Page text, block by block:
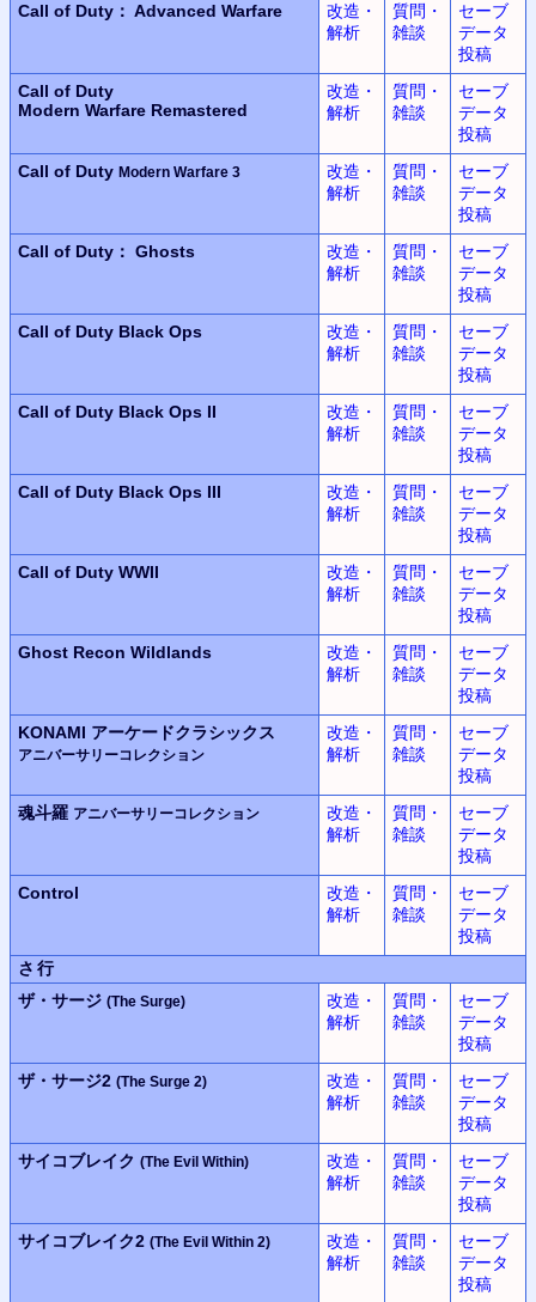
Call of Duty： Advanced Warfare
改造・
解析
質問・
雑談
セーブ
データ
投稿
Call of Duty
Modern Warfare Remastered
改造・
解析
質問・
雑談
セーブ
データ
投稿
Call of Duty Modern Warfare 3
改造・
解析
質問・
雑談
セーブ
データ
投稿
Call of Duty： Ghosts
改造・
解析
質問・
雑談
セーブ
データ
投稿
Call of Duty Black Ops
改造・
解析
質問・
雑談
セーブ
データ
投稿
Call of Duty Black Ops II
改造・
解析
質問・
雑談
セーブ
データ
投稿
Call of Duty Black Ops III
改造・
解析
質問・
雑談
セーブ
データ
投稿
Call of Duty WWII
改造・
解析
質問・
雑談
セーブ
データ
投稿
Ghost Recon Wildlands
改造・
解析
質問・
雑談
セーブ
データ
投稿
KONAMI アーケードクラシックス
アニバーサリーコレクション
改造・
解析
質問・
雑談
セーブ
データ
投稿
魂斗羅 アニバーサリーコレクション
改造・
解析
質問・
雑談
セーブ
データ
投稿
Control
改造・
解析
質問・
雑談
セーブ
データ
投稿
さ行
ザ・サージ (The Surge)
改造・
解析
質問・
雑談
セーブ
データ
投稿
ザ・サージ2 (The Surge 2)
改造・
解析
質問・
雑談
セーブ
データ
投稿
サイコブレイク (The Evil Within)
改造・
解析
質問・
雑談
セーブ
データ
投稿
サイコブレイク2 (The Evil Within 2)
改造・
解析
質問・
雑談
セーブ
データ
投稿